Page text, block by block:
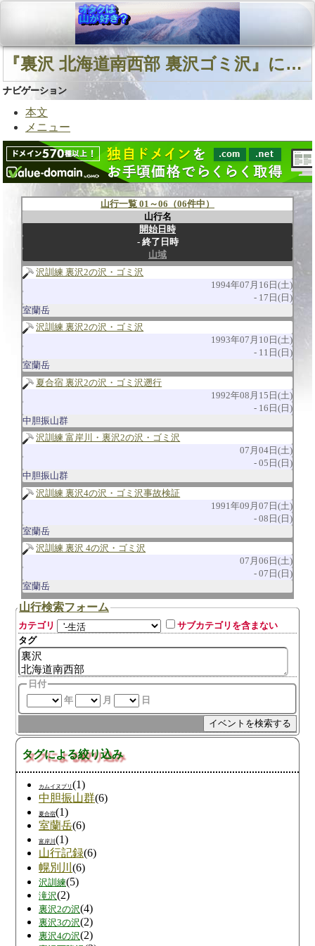
『裏沢 北海道南西部 裏沢ゴミ沢』に関連する山行
ナビゲーション
本文
メニュー
山行一覧 01～06（06件中）
山行名
開始日時
終了日時
山域
沢訓練 裏沢2の沢・ゴミ沢
1994年07月16日(土)
17日(日)
室蘭岳
沢訓練 裏沢2の沢・ゴミ沢
1993年07月10日(土)
11日(日)
室蘭岳
夏合宿 裏沢2の沢・ゴミ沢遡行
1992年08月15日(土)
16日(日)
中胆振山群
沢訓練 富岸川・裏沢2の沢・ゴミ沢
07月04日(土)
05日(日)
中胆振山群
沢訓練 裏沢4の沢・ゴミ沢事故検証
1991年09月07日(土)
08日(日)
室蘭岳
沢訓練 裏沢 4の沢・ゴミ沢
07月06日(土)
07日(日)
室蘭岳
山行検索フォーム
カテゴリ
サブカテゴリを含まない
タグ
日付
年
月 日
タグによる絞り込み
カムイヌプリ (1)
中胆振山群(6)
夏合宿(1)
室蘭岳(6)
富岸川 (1)
山行記録(6)
幌別川 (6)
沢訓練(5)
滝沢(2)
裏沢2の沢(4)
裏沢3の沢(2)
裏沢4の沢(2)